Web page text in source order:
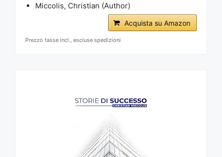
Miccolis, Christian (Author)
Acquista su Amazon
Prezzo tasse incl., escluse spedizioni